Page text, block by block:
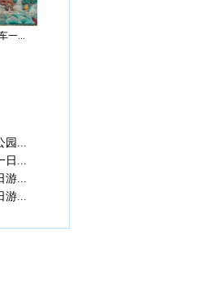
一...
园...
日...
游...
游...